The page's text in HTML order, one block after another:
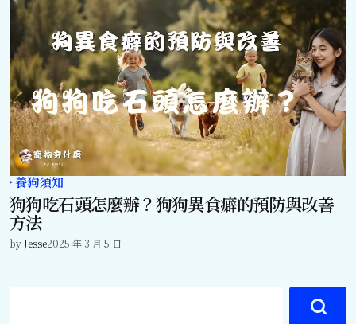
養狗須知
狗狗吃石頭怎麼辦？狗狗異食癖的預防與改善
方法
byJesse2025 年 3 月 5 日